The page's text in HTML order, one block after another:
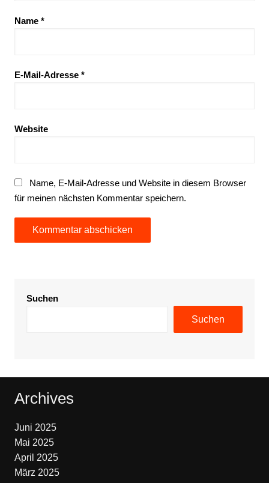
Name *
E-Mail-Adresse *
Website
Name, E-Mail-Adresse und Website in diesem Browser
für meinen nächsten Kommentar speichern.
Suchen
Suchen
Archives
Juni 2025
Mai 2025
April 2025
März 2025